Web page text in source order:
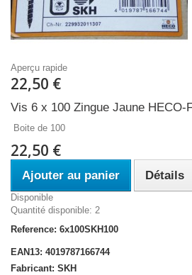
Aperçu rapide
22,50 €
Vis 6 x 100 Zingue Jaune HECO-
Boite de 100
22,50 €
Ajouter au panier Détails
Disponible
Quantité disponible: 2
Reference: 6x100SKH100
EAN13: 4019787166744
Fabricant: SKH